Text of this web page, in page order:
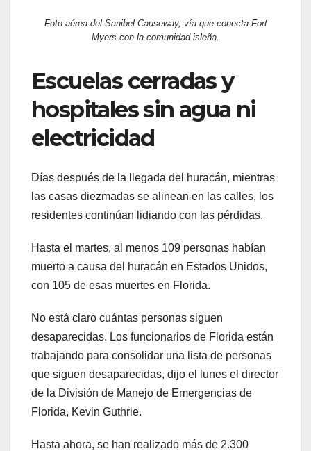
Foto aérea del Sanibel Causeway, vía que conecta Fort
Myers con la comunidad isleña.
Escuelas cerradas y
hospitales sin agua ni
electricidad
Días después de la llegada del huracán, mientras
las casas diezmadas se alinean en las calles, los
residentes continúan lidiando con las pérdidas.
Hasta el martes, al menos 109 personas habían
muerto a causa del huracán en Estados Unidos,
con 105 de esas muertes en Florida.
No está claro cuántas personas siguen
desaparecidas. Los funcionarios de Florida están
trabajando para consolidar una lista de personas
que siguen desaparecidas, dijo el lunes el director
de la División de Manejo de Emergencias de
Florida, Kevin Guthrie.
Hasta ahora, se han realizado más de 2.300